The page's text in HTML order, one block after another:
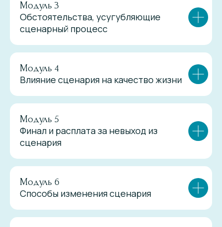
Модуль 3
Обстоятельства, усугубляющие
сценарный процесс
Модуль 4
Влияние сценария на качество жизни
Модуль 5
Финал и расплата за невыход из
сценария
Модуль 6
Способы изменения сценария